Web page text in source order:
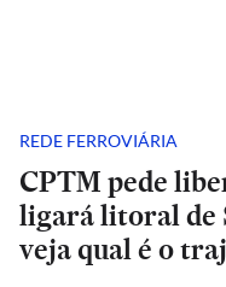
REDE FERROVIÁRIA
CPTM pede
ligará litoral de
veja qual é o